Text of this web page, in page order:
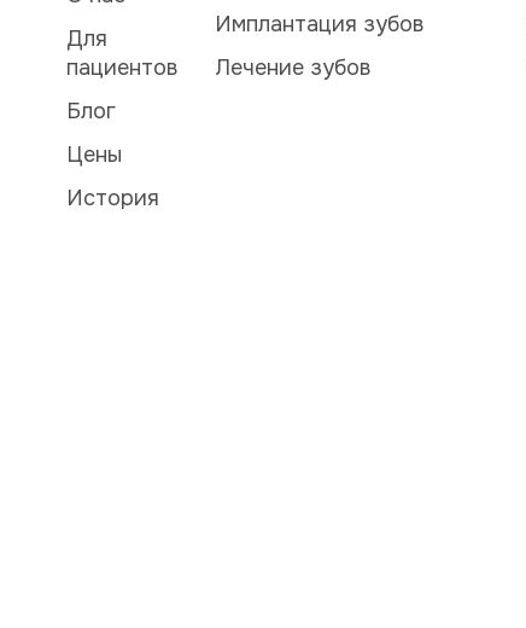
Для
пациентов
Блог
Цены
История
Имплантация зубов
Лечение зубов